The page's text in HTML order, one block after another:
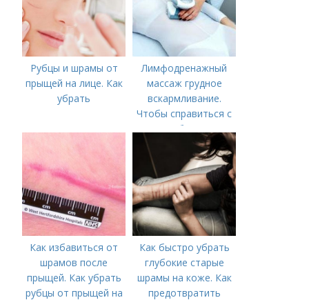
Рубцы и шрамы от
прыщей на лице. Как
убрать
Лимфодренажный
массаж грудное
вскармливание.
Чтобы справиться с
нагрубанием,
необходимо
предпринять
следующие действия:
Как избавиться от
шрамов после
прыщей. Как убрать
рубцы от прыщей на
Как быстро убрать
глубокие старые
шрамы на коже. Как
предотвратить